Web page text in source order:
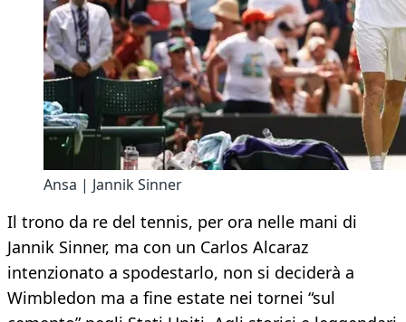
Ansa | Jannik Sinner
Il trono da re del tennis, per ora nelle mani di
Jannik Sinner, ma con un Carlos Alcaraz
intenzionato a spodestarlo, non si deciderà a
Wimbledon ma a fine estate nei tornei “sul